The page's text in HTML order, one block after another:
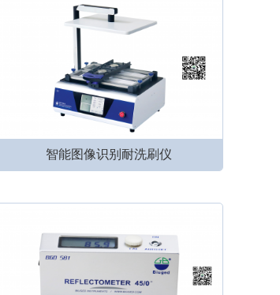
智能图像识别耐洗刷仪